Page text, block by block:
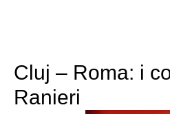
Cluj – Roma: i
Ranieri